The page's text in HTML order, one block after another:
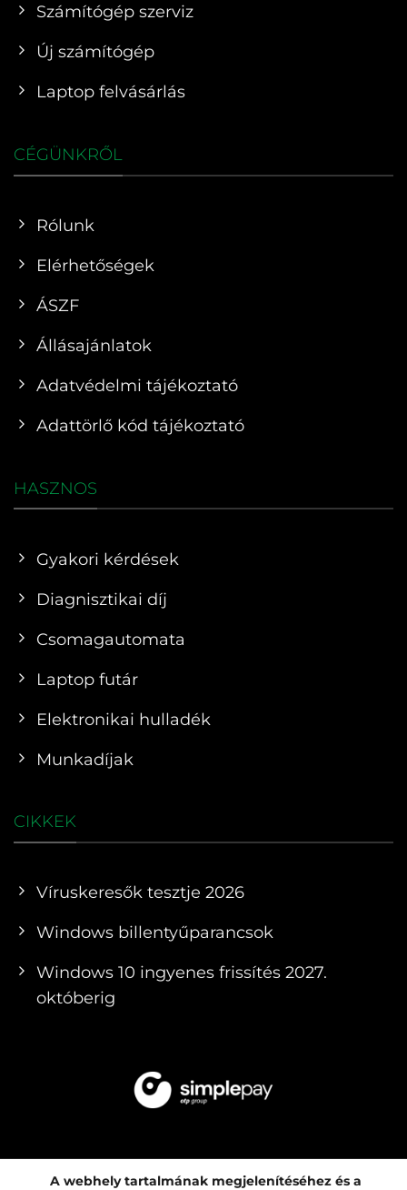
Számítógép szerviz
Új számítógép
Laptop felvásárlás
CÉGÜNKRŐL
Rólunk
Elérhetőségek
ÁSZF
Állásajánlatok
Adatvédelmi tájékoztató
Adattörlő kód tájékoztató
HASZNOS
Gyakori kérdések
Diagnisztikai díj
Csomagautomata
Laptop futár
Elektronikai hulladék
Munkadíjak
CIKKEK
Víruskeresők tesztje 2026
Windows billentyűparancsok
Windows 10 ingyenes frissítés 2027.
októberig
A webhely tartalmának megjelenítéséhez és a